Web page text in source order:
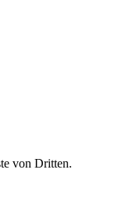
von Dritten.